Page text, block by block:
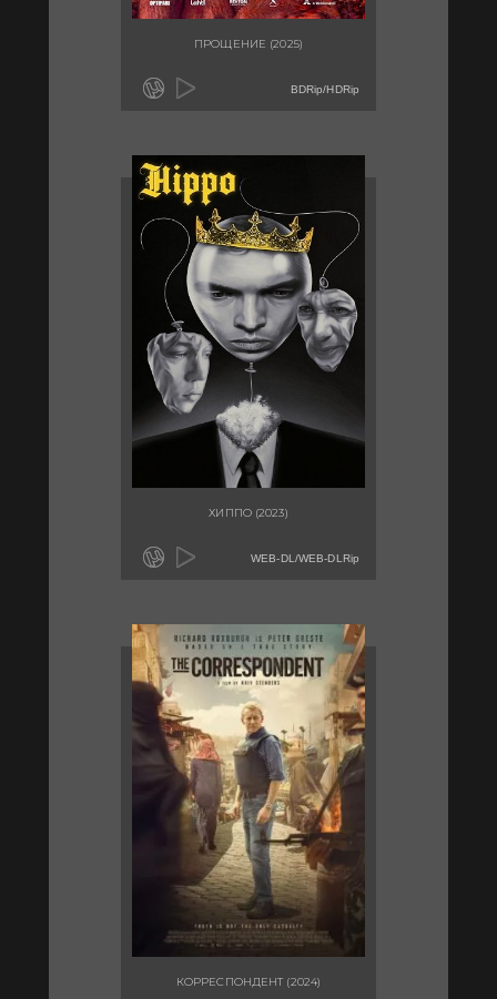
ПРОЩЕНИЕ (2025)
BDRip/HDRip
ХИППО (2023)
WEB-DL/WEB-DLRip
КОРРЕСПОНДЕНТ (2024)